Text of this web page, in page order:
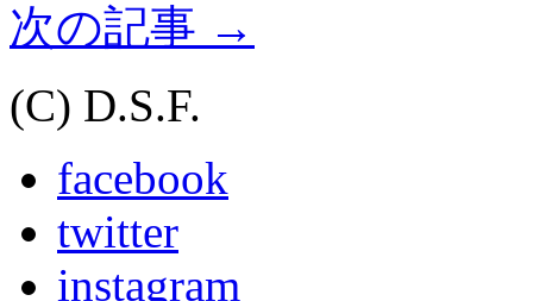
次の記事 →
(C) D.S.F.
facebook
twitter
instagram